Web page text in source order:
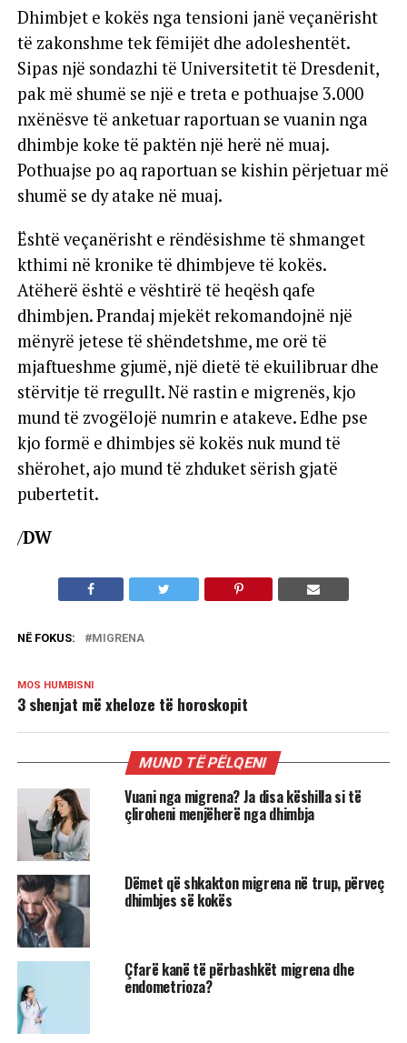
Dhimbjet e kokës nga tensioni janë veçanërisht
të zakonshme tek fëmijët dhe adoleshentët.
Sipas një sondazhi të Universitetit të Dresdenit,
pak më shumë se një e treta e pothuajse 3.000
nxënësve të anketuar raportuan se vuanin nga
dhimbje koke të paktën një herë në muaj.
Pothuajse po aq raportuan se kishin përjetuar më
shumë se dy atake në muaj.
Është veçanërisht e rëndësishme të shmanget
kthimi në kronike të dhimbjeve të kokës.
Atëherë është e vështirë të heqësh qafe
dhimbjen. Prandaj mjekët rekomandojnë një
mënyrë jetese të shëndetshme, me orë të
mjaftueshme gjumë, një dietë të ekuilibruar dhe
stërvitje të rregullt. Në rastin e migrenës, kjo
mund të zvogëlojë numrin e atakeve. Edhe pse
kjo formë e dhimbjes së kokës nuk mund të
shërohet, ajo mund të zhduket sërish gjatë
pubertetit.
/DW
NË FOKUS: MIGRENA
MOS HUMBISNI
3 shenjat më xheloze të horoskopit
MUND TË PËLQENI
Vuani nga migrena? Ja disa këshilla si të
çliroheni menjëherë nga dhimbja
Dëmet që shkakton migrena në trup, përveç
dhimbjes së kokës
Çfarë kanë të përbashkët migrena dhe
endometrioza?